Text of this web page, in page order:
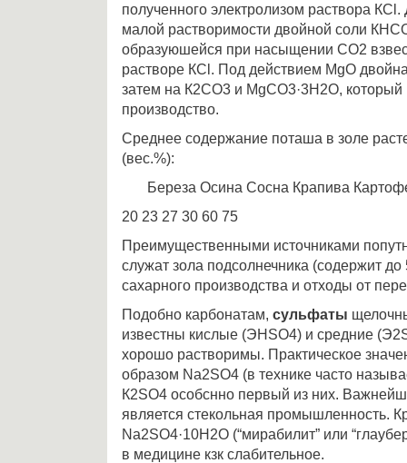
полученного электролизом раствора
малой растворимости двойной соли
образуюшейся при насыщении СО2
растворе КСl. Под действием МgО
затем на К2СO3 и МgСО3·3Н2О, который
производство.
Среднее содержание поташа в золе
(вес.%):
Береза Осина Сосна Крапива
20 23 27 30 60 75
Преимущественными источниками
служат зола подсолнечника (содержит
сахарного производства и отходы от
Подобно карбонатам, сульфаты
известны кислые (ЭНSO4) и средние
хорошо растворимы. Практическое
образом Nа2SO4 (в технике часто
К2SО4 особснно первый из них.
является стекольная промышленность.
Nа2SO4·10Н2О (“мирабилит” или
в медицине кзк слабительное.